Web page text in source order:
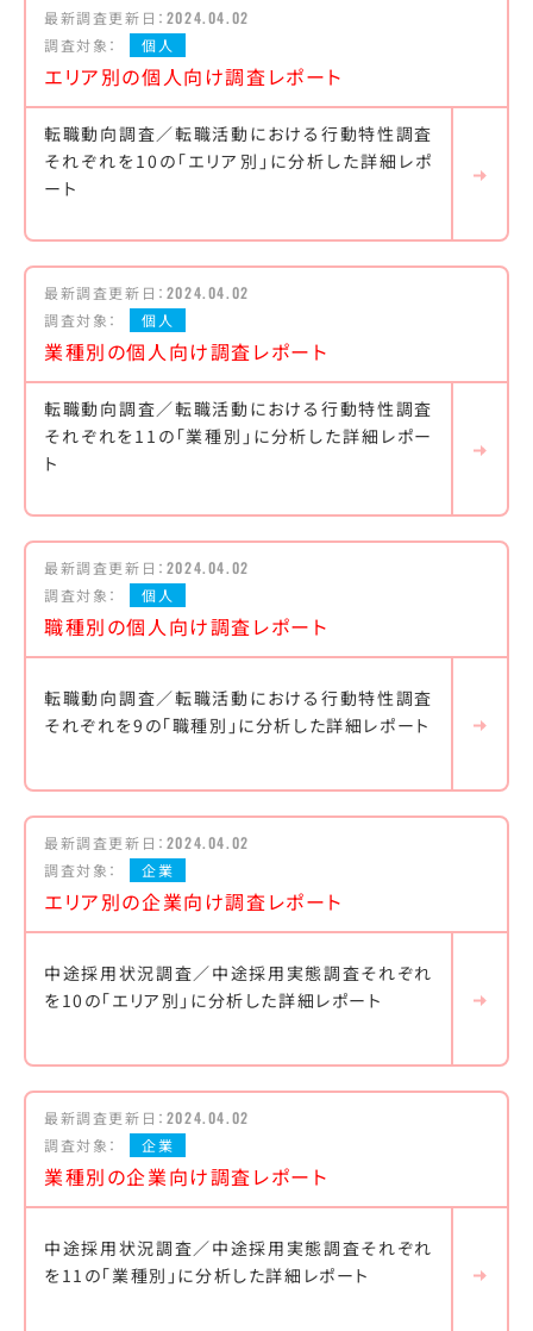
最新調査更新日： 2024.04.02
調査対象：
個人
エリア別の個人向け調査レポート
転職動向調査／転職活動における行動特性調査
それぞれを10の「エリア別」に分析した詳細レポ
ート
最新調査更新日： 2024.04.02
調査対象：
個人
業種別の個人向け調査レポート
転職動向調査／転職活動における行動特性調査
それぞれを11の「業種別」に分析した詳細レポー
ト
最新調査更新日： 2024.04.02
調査対象：
個人
職種別の個人向け調査レポート
転職動向調査／転職活動における行動特性調査
それぞれを9の「職種別」に分析した詳細レポート
最新調査更新日： 2024.04.02
調査対象：
企業
エリア別の企業向け調査レポート
中途採用状況調査／中途採用実態調査それぞれ
を10の「エリア別」に分析した詳細レポート
最新調査更新日： 2024.04.02
調査対象：
企業
業種別の企業向け調査レポート
中途採用状況調査／中途採用実態調査それぞれ
を11の「業種別」に分析した詳細レポート